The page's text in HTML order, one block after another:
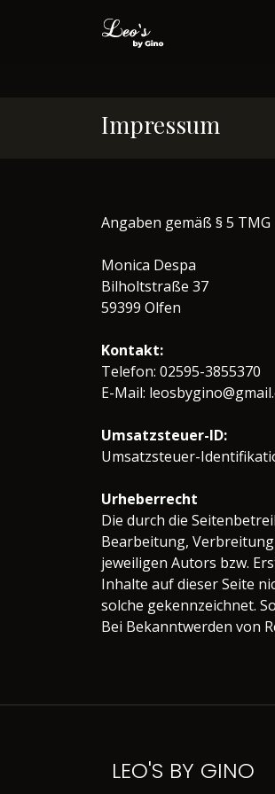
Impressum
Angaben gemäß § 5 TMG
Monica Despa
Bilholtstraße 37
59399 Olfen
Kontakt:
Telefon: 02595-3855370
E-Mail:
Umsatzsteuer-ID:
Umsatzsteuer-
Urheberrecht
Die durch die
Bearbeitung,
jeweiligen Autors bzw.
Inhalte auf dieser Seite
solche gekennzeichnet.
Bei Bekanntwerden von
LEO'S BY GINO